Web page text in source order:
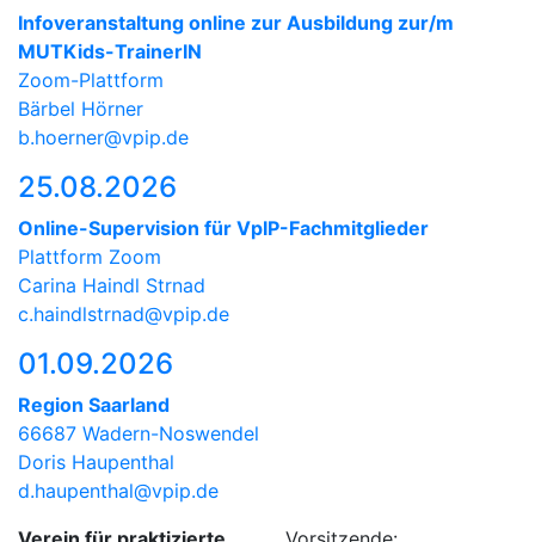
Infoveranstaltung online zur Ausbildung zur/m
MUTKids-TrainerIN
Zoom-Plattform
Bärbel Hörner
b.hoerner@vpip.de
25.08.2026
Online-Supervision für VpIP-Fachmitglieder
Plattform Zoom
Carina Haindl Strnad
c.haindlstrnad@vpip.de
01.09.2026
Region Saarland
66687 Wadern-Noswendel
Doris Haupenthal
d.haupenthal@vpip.de